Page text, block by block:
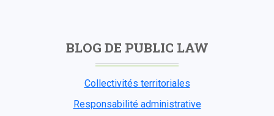
BLOG DE PUBLIC LAW
Collectivités territoriales
Responsabilité administrative